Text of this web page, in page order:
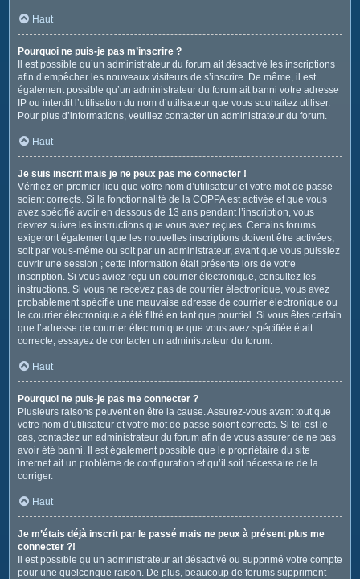
Haut
Pourquoi ne puis-je pas m’inscrire ?
Il est possible qu’un administrateur du forum ait désactivé les inscriptions
afin d’empêcher les nouveaux visiteurs de s’inscrire. De même, il est
également possible qu’un administrateur du forum ait banni votre adresse
IP ou interdit l’utilisation du nom d’utilisateur que vous souhaitez utiliser.
Pour plus d’informations, veuillez contacter un administrateur du forum.
Haut
Je suis inscrit mais je ne peux pas me connecter !
Vérifiez en premier lieu que votre nom d’utilisateur et votre mot de passe
soient corrects. Si la fonctionnalité de la COPPA est activée et que vous
avez spécifié avoir en dessous de 13 ans pendant l’inscription, vous
devrez suivre les instructions que vous avez reçues. Certains forums
exigeront également que les nouvelles inscriptions doivent être activées,
soit par vous-même ou soit par un administrateur, avant que vous puissiez
ouvrir une session ; cette information était présente lors de votre
inscription. Si vous aviez reçu un courrier électronique, consultez les
instructions. Si vous ne recevez pas de courrier électronique, vous avez
probablement spécifié une mauvaise adresse de courrier électronique ou
le courrier électronique a été filtré en tant que pourriel. Si vous êtes certain
que l’adresse de courrier électronique que vous avez spécifiée était
correcte, essayez de contacter un administrateur du forum.
Haut
Pourquoi ne puis-je pas me connecter ?
Plusieurs raisons peuvent en être la cause. Assurez-vous avant tout que
votre nom d’utilisateur et votre mot de passe soient corrects. Si tel est le
cas, contactez un administrateur du forum afin de vous assurer de ne pas
avoir été banni. Il est également possible que le propriétaire du site
internet ait un problème de configuration et qu’il soit nécessaire de la
corriger.
Haut
Je m’étais déjà inscrit par le passé mais ne peux à présent plus me
connecter ?!
Il est possible qu’un administrateur ait désactivé ou supprimé votre compte
pour une quelconque raison. De plus, beaucoup de forums suppriment